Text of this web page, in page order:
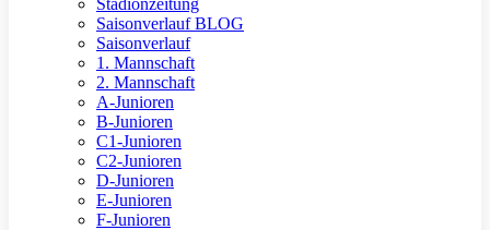
Saisonverlauf BLOG
Saisonverlauf
1. Mannschaft
2. Mannschaft
A-Junioren
B-Junioren
C1-Junioren
C2-Junioren
D-Junioren
E-Junioren
F-Junioren